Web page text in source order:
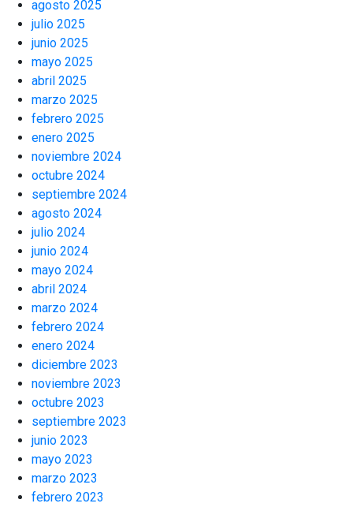
agosto 2025
julio 2025
junio 2025
mayo 2025
abril 2025
marzo 2025
febrero 2025
enero 2025
noviembre 2024
octubre 2024
septiembre 2024
agosto 2024
julio 2024
junio 2024
mayo 2024
abril 2024
marzo 2024
febrero 2024
enero 2024
diciembre 2023
noviembre 2023
octubre 2023
septiembre 2023
junio 2023
mayo 2023
marzo 2023
febrero 2023